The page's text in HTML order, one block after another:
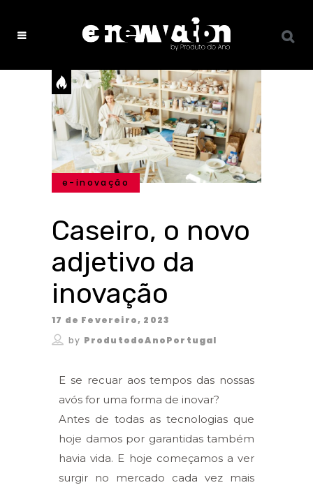
e-inovação
Caseiro, o novo
adjetivo da
inovação
17 de Fevereiro, 2023
by ProdutodoAnoPortugal
E se recuar aos tempos das nossas
avós for uma forma de inovar?
Antes de todas as tecnologias que
hoje damos por garantidas também
havia vida. E hoje começamos a ver
surgir no mercado cada vez mais